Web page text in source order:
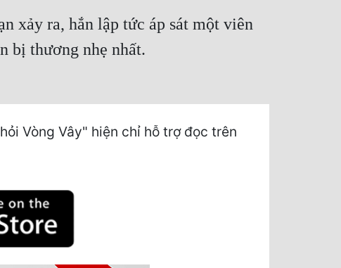
xảy ra, hắn lập tức áp sát một viên
bị thương nhẹ nhất.
Vòng Vây" hiện chỉ hỗ trợ đọc trên